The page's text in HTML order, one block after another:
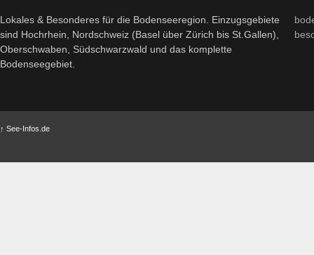
Lokales & Besonderes für die Bodenseeregion. Einzugsgebiete
sind Hochrhein, Nordschweiz (Basel über Zürich bis St.Gallen),
Oberschwaben, Südschwarzwald und das komplette
Bodenseegebiet.
↑ See-Infos.de